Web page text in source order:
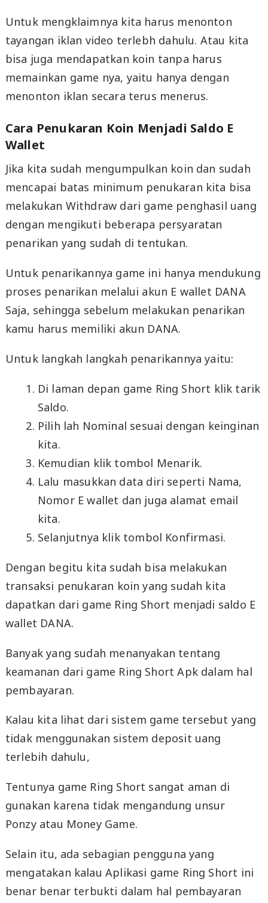
Untuk mengklaimnya kita harus menonton
tayangan iklan video terlebh dahulu. Atau kita
bisa juga mendapatkan koin tanpa harus
memainkan game nya, yaitu hanya dengan
menonton iklan secara terus menerus.
Cara Penukaran Koin Menjadi Saldo E
Wallet
Jika kita sudah mengumpulkan koin dan sudah
mencapai batas minimum penukaran kita bisa
melakukan Withdraw dari game penghasil uang
dengan mengikuti beberapa persyaratan
penarikan yang sudah di tentukan.
Untuk penarikannya game ini hanya mendukung
proses penarikan melalui akun E wallet DANA
Saja, sehingga sebelum melakukan penarikan
kamu harus memiliki akun DANA.
Untuk langkah langkah penarikannya yaitu:
Di laman depan game Ring Short klik tarik
Saldo.
Pilih lah Nominal sesuai dengan keinginan
kita.
Kemudian klik tombol Menarik.
Lalu masukkan data diri seperti Nama,
Nomor E wallet dan juga alamat email
kita.
Selanjutnya klik tombol Konfirmasi.
Dengan begitu kita sudah bisa melakukan
transaksi penukaran koin yang sudah kita
dapatkan dari game Ring Short menjadi saldo E
wallet DANA.
Banyak yang sudah menanyakan tentang
keamanan dari game Ring Short Apk dalam hal
pembayaran.
Kalau kita lihat dari sistem game tersebut yang
tidak menggunakan sistem deposit uang
terlebih dahulu,
Tentunya game Ring Short sangat aman di
gunakan karena tidak mengandung unsur
Ponzy atau Money Game.
Selain itu, ada sebagian pengguna yang
mengatakan kalau Aplikasi game Ring Short ini
benar benar terbukti dalam hal pembayaran